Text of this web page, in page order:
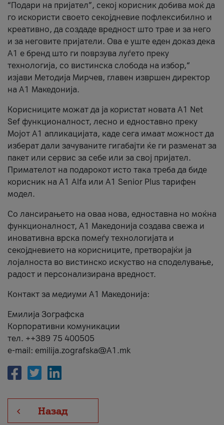
“Подари на пријател”, секој корисник добива моќ да
го искористи своето секојдневие пофлексибилно и
креативно, да создаде вредност што трае и за него
и за неговите пријатели. Ова е уште еден доказ дека
А1 е бренд што ги поврзува луѓето преку
технологија, со вистинска слобода на избор,“
изјави Методија Мирчев, главен извршен директор
на А1 Македонија.
Корисниците можат да ја користат новата А1 Net
Sef функционалност, лесно и едноставно преку
Мојот А1 апликацијата, каде сега имаат можност да
изберат дали зачуваните гигабајти ќе ги разменат за
пакет или сервис за себе или за свој пријател.
Примателот на подарокот исто така треба да биде
корисник на А1 Alfa или A1 Senior Plus тарифен
модел.
Со лансирањето на оваа нова, едноставна но моќна
функционалност, А1 Македонија создава свежа и
иновативна врска помеѓу технологијата и
секојдневието на корисниците, претворајќи ја
лојалноста во вистинско искуство на споделување,
радост и персонализирана вредност.
Контакт за медиуми А1 Македонија:
Емилија Зографска
Корпоративни комуникации
тел. ++389 75 400505
e-mail: emilija.zografska@A1.mk
Назад